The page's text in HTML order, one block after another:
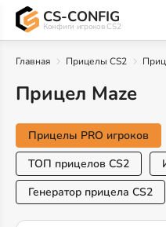
CS-CONFIG
Конфиги игроков CS2
Главная Прицелы CS2
Прицел Maze
Прицелы PRO игроков
ТОП прицелов CS2
Генератор прицела CS2